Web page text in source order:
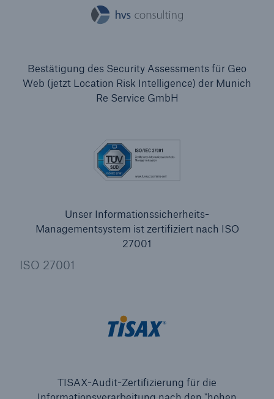
Bestätigung des Security Assessments für Geo
Web (jetzt Location Risk Intelligence) der Munich
Re Service GmbH
Unser Informationssicherheits-
Managementsystem ist zertifiziert nach ISO
27001
ISO 27001
TISAX-Audit-Zertifizierung für die